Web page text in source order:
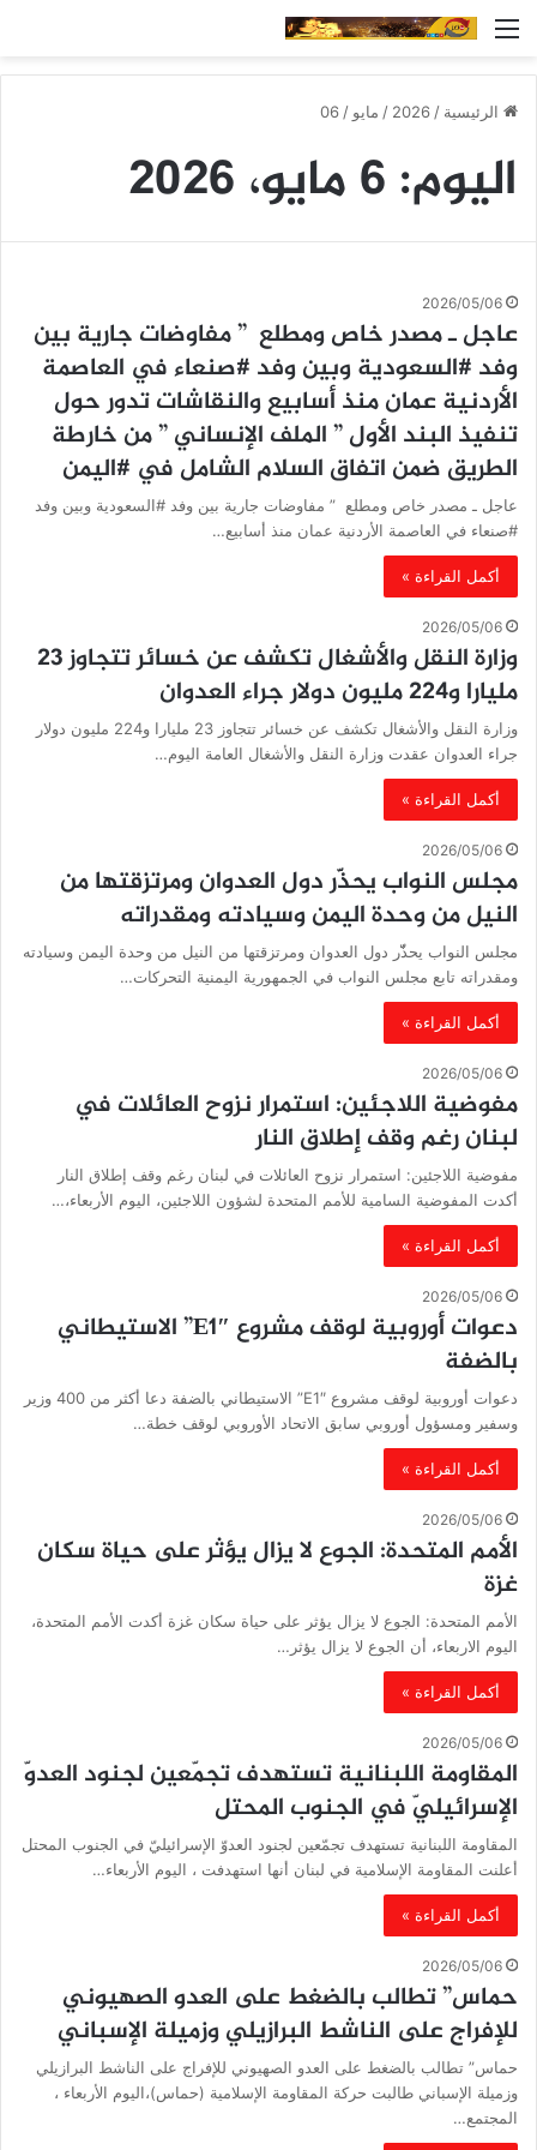
القائمة
الرئيسية /
2026
/ مايو /
06
اليوم: 6 مايو، 2026
2026/05/06
عاجل ـ مصدر خاص ومطلع ” مفاوضات جارية بين
وفد #السعودية وبين وفد #صنعاء في العاصمة
الأردنية عمان منذ أسابيع والنقاشات تدور حول
تنفيذ البند الأول ” الملف الإنساني ” من خارطة
الطريق ضمن اتفاق السلام الشامل في #اليمن
عاجل ـ مصدر خاص ومطلع ” مفاوضات جارية بين وفد #السعودية وبين وفد
#صنعاء في العاصمة الأردنية عمان منذ أسابيع…
أكمل القراءة »
2026/05/06
وزارة النقل والأشغال تكشف عن خسائر تتجاوز 23
مليارا و224 مليون دولار جراء العدوان
وزارة النقل والأشغال تكشف عن خسائر تتجاوز 23 مليارا و224 مليون دولار
جراء العدوان عقدت وزارة النقل والأشغال العامة اليوم…
أكمل القراءة »
2026/05/06
مجلس النواب يحذّّر دول العدوان ومرتزقتها من
النيل من وحدة اليمن وسيادته ومقدراته
مجلس النواب يحذّّر دول العدوان ومرتزقتها من النيل من وحدة اليمن وسيادته
ومقدراته تابع مجلس النواب في الجمهورية اليمنية التحركات…
أكمل القراءة »
2026/05/06
مفوضية اللاجئين: استمرار نزوح العائلات في
لبنان رغم وقف إطلاق النار
مفوضية اللاجئين: استمرار نزوح العائلات في لبنان رغم وقف إطلاق النار
أكدت المفوضية السامية للأمم المتحدة لشؤون اللاجئين، اليوم الأربعاء،…
أكمل القراءة »
2026/05/06
دعوات أوروبية لوقف مشروع E1″” الاستيطاني
بالضفة
دعوات أوروبية لوقف مشروع E1″” الاستيطاني بالضفة دعا أكثر من 400 وزير
وسفير ومسؤول أوروبي سابق الاتحاد الأوروبي لوقف خطة…
أكمل القراءة »
2026/05/06
الأمم المتحدة: الجوع لا يزال يؤثر على حياة سكان
غزة
الأمم المتحدة: الجوع لا يزال يؤثر على حياة سكان غزة أكدت الأمم المتحدة،
اليوم الاربعاء، أن الجوع لا يزال يؤثر…
أكمل القراءة »
2026/05/06
المقاومة اللبنانية تستهدف تجمّعين لجنود العدوّ
الإسرائيليّ في الجنوب المحتل
المقاومة اللبنانية تستهدف تجمّعين لجنود العدوّ الإسرائيليّ في الجنوب المحتل
أعلنت المقاومة الإسلامية في لبنان أنها استهدفت ، اليوم الأربعاء…
أكمل القراءة »
2026/05/06
حماس” تطالب بالضغط على العدو الصهيوني
للإفراج على الناشط البرازيلي وزميلة الإسباني
حماس” تطالب بالضغط على العدو الصهيوني للإفراج على الناشط البرازيلي
وزميلة الإسباني طالبت حركة المقاومة الإسلامية (حماس)،اليوم الأربعاء ،
المجتمع…